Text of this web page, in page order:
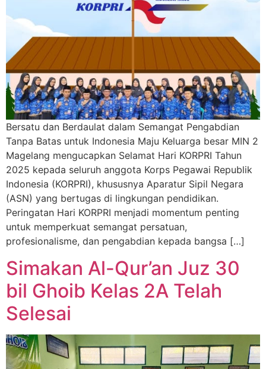
Bersatu dan Berdaulat dalam Semangat Pengabdian
Tanpa Batas untuk Indonesia Maju Keluarga besar MIN 2
Magelang mengucapkan Selamat Hari KORPRI Tahun
2025 kepada seluruh anggota Korps Pegawai Republik
Indonesia (KORPRI), khususnya Aparatur Sipil Negara
(ASN) yang bertugas di lingkungan pendidikan.
Peringatan Hari KORPRI menjadi momentum penting
untuk memperkuat semangat persatuan,
profesionalisme, dan pengabdian kepada bangsa […]
Simakan Al-Qur’an Juz 30
bil Ghoib Kelas 2A Telah
Selesai